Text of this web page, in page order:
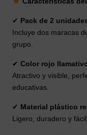
✔ Pack de 2
Incluye dos maracas
grupo.
✔ Color rojo
Atractivo y visible,
educativas.
✔ Material plástico
Ligero, duradero y